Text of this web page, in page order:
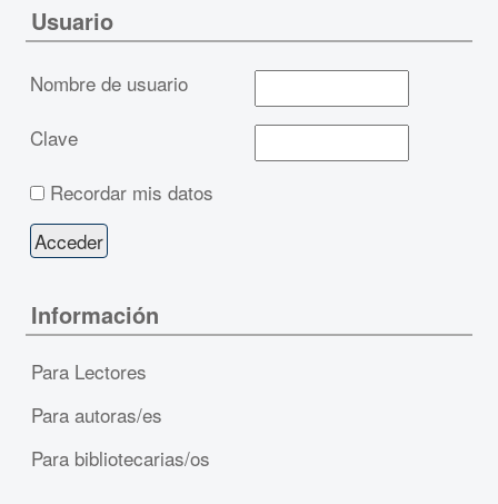
Usuario
Nombre de usuario
Clave
Recordar mis datos
Información
Para Lectores
Para autoras/es
Para bibliotecarias/os